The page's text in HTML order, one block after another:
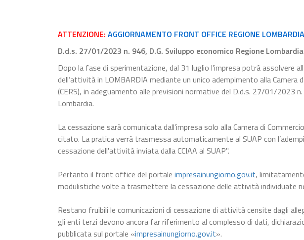
ATTENZIONE: AGGIORNAMENTO FRONT OFFICE REGIONE
D.d.s. 27/01/2023 n. 946, D.G. Sviluppo economico Regione
Dopo la fase di sperimentazione, dal 31 luglio l’impresa potrà assolvere
dell’attività in LOMBARDIA mediante un unico adempimento alla
(CERS), in adeguamento alle previsioni normative del D.d.s. 27/01/2023
Lombardia.
La cessazione sarà comunicata dall’impresa solo alla Camera di
citato. La pratica verrà trasmessa automaticamente al SUAP con
cessazione dell'attività inviata dalla CCIAA al SUAP".
Pertanto il front office del portale impresainungiorno.gov.it,
modulistiche volte a trasmettere la cessazione delle attività individuate
Restano fruibili le comunicazioni di cessazione di attività censite dagli
gli enti terzi devono ancora far riferimento al complesso di dati,
pubblicata sul portale «impresainungiorno.gov.it».